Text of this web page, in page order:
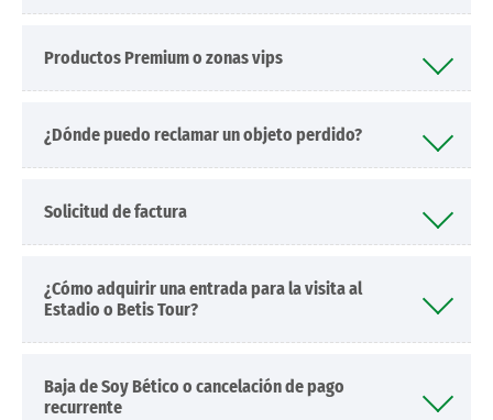
Productos Premium o zonas vips
¿Dónde puedo reclamar un objeto perdido?
Solicitud de factura
¿Cómo adquirir una entrada para la visita al
Estadio o Betis Tour?
Baja de Soy Bético o cancelación de pago
recurrente